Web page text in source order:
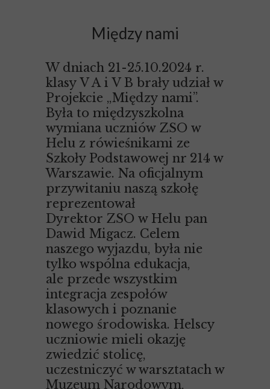
Między nami
W dniach 21-25.10.2024 r.
klasy V A i V B brały udział w
Projekcie „Między nami”.
Była to międzyszkolna
wymiana uczniów ZSO w
Helu z rówieśnikami ze
Szkoły Podstawowej nr 214 w
Warszawie. Na oficjalnym
przywitaniu naszą szkołę
reprezentował
Dyrektor ZSO w Helu pan
Dawid Migacz. Celem
naszego wyjazdu, była nie
tylko wspólna edukacja,
ale przede wszystkim
integracja zespołów
klasowych i poznanie
nowego środowiska. Helscy
uczniowie mieli okazję
zwiedzić stolicę,
uczestniczyć w warsztatach w
Muzeum Narodowym,